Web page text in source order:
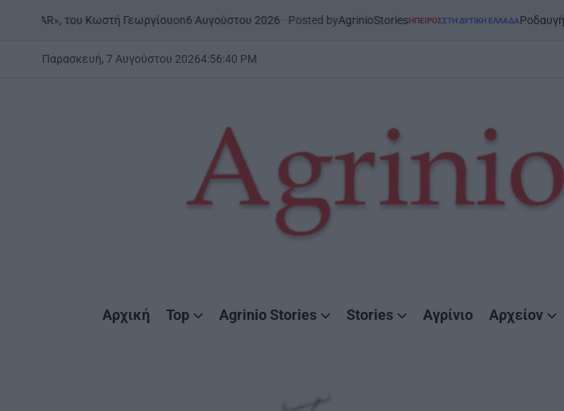
Κωστή Γεωργίουon6 Αυγούστου 2026 Posted byAgrinioStories POSTED
ΉΠΕΙΡΟΣΣΤΗ ΔΥΤΙΚΉ ΕΛΛΆΔΑΡοδαυγή Άρτας | 7/8 |
Παρασκευή, 7 Αυγούστου 20264:56:41 PM
Αρχική Top Agrinio Stories Stories Αγρίνιο Αρχείον